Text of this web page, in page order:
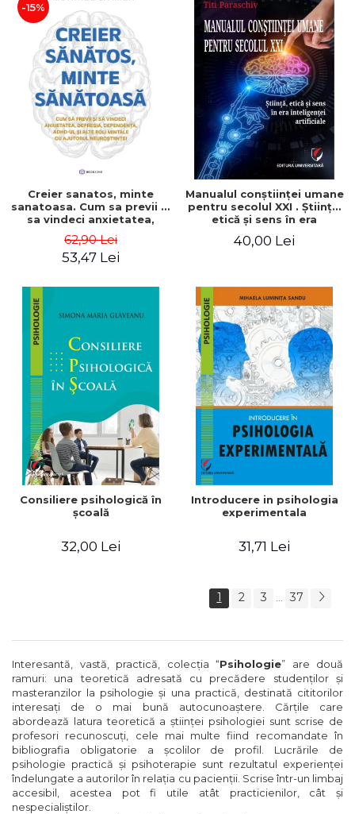
-15%
Creier sanatos, minte
sanatoasa. Cum sa previi si
sa vindeci anxietatea,
ADHD-ul si alte boli
mintale cu ajutorul
62,90 Lei
53,47 Lei
Manualul conştiinţei umane
pentru secolul XXI . Știinţă,
etică şi sens în era
40,00 Lei
Consiliere psihologică în
şcoală
32,00 Lei
Introducere in psihologia
experimentala
31,71 Lei
1 2 3 ... 37
Interesantă, vastă, practică, colecţia “Psihologie” are două
ramuri: una teoretică adresată cu precădere studenţilor şi
masteranzilor la psihologie şi una practică, destinată cititorilor
interesaţi de o mai bună autocunoaştere. Cărţile care
abordează latura teoretică a ştiinţei psihologiei sunt scrise de
profesori recunoscuţi, cele mai multe fiind recomandate în
bibliografia obligatorie a şcolilor de profil. Lucrările de
psihologie practică şi psihoterapie sunt rezultatul experienţei
îndelungate a autorilor în relaţia cu pacienţii. Scrise într-un limbaj
accesibil, acestea pot fi utile atât practicienilor, cât şi
nespecialiştilor.